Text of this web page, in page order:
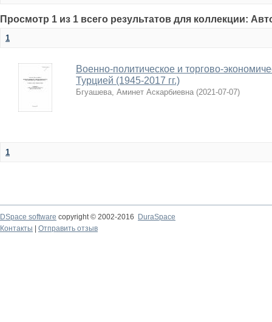
Просмотр 1 из 1 всего результатов для коллекции:
1
Военно-политическое и торгово-
Турцией (1945-2017 гг.)
Бгуашева, Аминет Аскарбиевна (2021-07-07)
1
DSpace software copyright © 2002-2016
DuraSpace
Контакты
Отправить отзыв